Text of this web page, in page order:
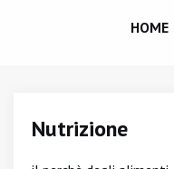
HOME
Nutrizione